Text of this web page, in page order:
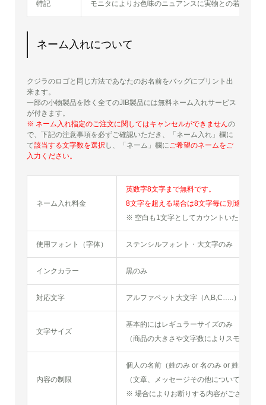
特記 モニタによりお色味のニュアンスに実物との若干の違
ネーム入れについて
クジラのロゴと同じ方法であなたのお名前をバッグにプリント出
来ます。
一部の小物製品を除く全てのJIB製品には無料ネーム入れサービス
が付きます。
※ ネーム入れ指定のご注文に関してはキャンセルができませんの
で、下記の注意事項を必ずご確認いただき、「ネーム入れ」欄に
て該当する文字数を選択 し、「ネーム」欄にご希望のネームをご
入力ください。
ネーム入れ料金
英数字8文字まで無料です。
8文字を超える場合は8文字毎に別途料金
※ 空白も1文字としてカウントいたします
使用フォント（字体） ステンシルフォント・大文字のみ
インクカラー 黒のみ
対応文字 アルファベット大文字（A,B,C…..）アラ
文字サイズ
基本的にはレギュラーサイズのみ
（商品の大きさや文字数によりスモールサ
内容の制限
個人の名前（姓のみ or 名のみ or 姓名）に
（文章、メッセージその他については不可
※ 場合によりお断りする内容がございます